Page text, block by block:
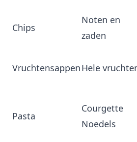
Chips
Noten en
zaden
VruchtensappenHele
Pasta
Courgette
Noedels